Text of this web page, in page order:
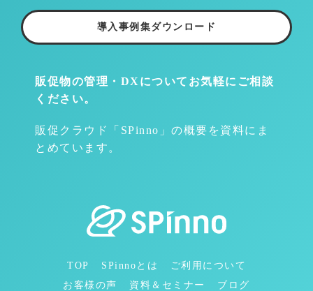
販促物の管理・DXについて お気軽にご相談
ください。
販促クラウド「SPinno」の概要を資料にま
とめています。
導入事例集ダウンロード
TOP SPinnoとは
ご利用について
お客様の声
資料＆セミナー ブログ